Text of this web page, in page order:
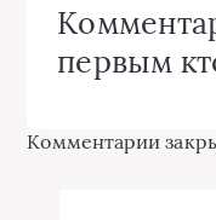
первым
Комментарии